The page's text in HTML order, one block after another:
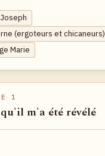
(ergoteurs et chicaneurs)
Marie
1
m'a été révélé